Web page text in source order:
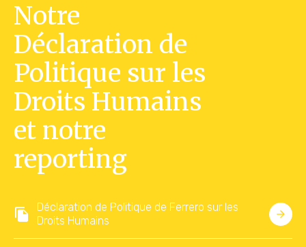
Notre
Déclaration de
Politique sur les
Droits Humains
et notre
reporting
Déclaration de Politique de Ferrero sur les
Droits Humains